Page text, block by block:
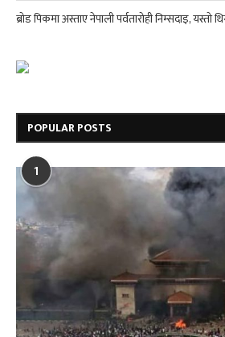
ब्रोड पिकमा अस्ताए नेपाली पर्वतारोही निम्सदाइ, यस्तो
POPULAR POSTS
1